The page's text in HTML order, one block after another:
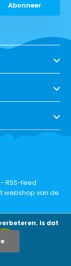
Abonneer
- RSS-feed
webshop van de
Is dat